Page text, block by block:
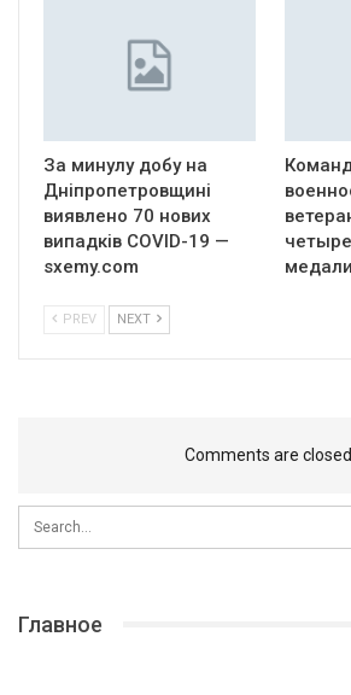
За минулу добу на
Дніпропетровщині
виявлено 70 нових
випадків COVID-19 —
sxemy.com
PREV NEXT
Comments are closed.
Главное